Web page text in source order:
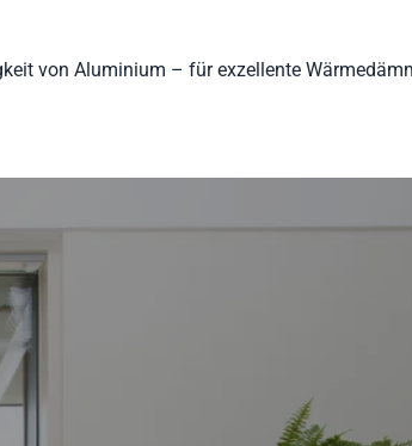
von Aluminium – für exzellente